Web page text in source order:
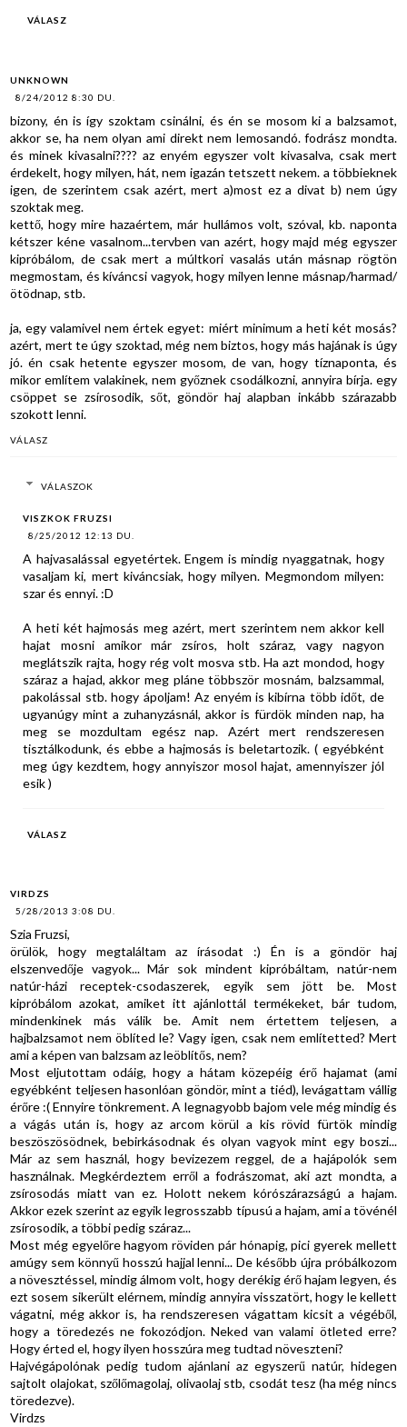
VÁLASZ
UNKNOWN
8/24/2012 8:30 DU.
bizony, én is így szoktam csinálni, és én se mosom ki a balzsamot,
akkor se, ha nem olyan ami direkt nem lemosandó. fodrász mondta.
és minek kivasalni???? az enyém egyszer volt kivasalva, csak mert
érdekelt, hogy milyen, hát, nem igazán tetszett nekem. a többieknek
igen, de szerintem csak azért, mert a)most ez a divat b) nem úgy
szoktak meg.
kettő, hogy mire hazaértem, már hullámos volt, szóval, kb. naponta
kétszer kéne vasalnom...tervben van azért, hogy majd még egyszer
kipróbálom, de csak mert a múltkori vasalás után másnap rögtön
megmostam, és kíváncsi vagyok, hogy milyen lenne másnap/harmad/
ötödnap, stb.
ja, egy valamivel nem értek egyet: miért minimum a heti két mosás?
azért, mert te úgy szoktad, még nem biztos, hogy más hajának is úgy
jó. én csak hetente egyszer mosom, de van, hogy tíznaponta, és
mikor említem valakinek, nem győznek csodálkozni, annyira bírja. egy
csöppet se zsírosodik, sőt, göndör haj alapban inkább szárazabb
szokott lenni.
VÁLASZ
VÁLASZOK
VISZKOK FRUZSI
8/25/2012 12:13 DU.
A hajvasalással egyetértek. Engem is mindig nyaggatnak, hogy
vasaljam ki, mert kiváncsiak, hogy milyen. Megmondom milyen:
szar és ennyi. :D
A heti két hajmosás meg azért, mert szerintem nem akkor kell
hajat mosni amikor már zsíros, holt száraz, vagy nagyon
meglátszik rajta, hogy rég volt mosva stb. Ha azt mondod, hogy
száraz a hajad, akkor meg pláne többször mosnám, balzsammal,
pakolással stb. hogy ápoljam! Az enyém is kibírna több időt, de
ugyanúgy mint a zuhanyzásnál, akkor is fürdök minden nap, ha
meg se mozdultam egész nap. Azért mert rendszeresen
tisztálkodunk, és ebbe a hajmosás is beletartozik. ( egyébként
meg úgy kezdtem, hogy annyiszor mosol hajat, amennyiszer jól
esik )
VÁLASZ
VIRDZS
5/28/2013 3:08 DU.
Szia Fruzsi,
örülök, hogy megtaláltam az írásodat :) Én is a göndör haj
elszenvedője vagyok... Már sok mindent kipróbáltam, natúr-nem
natúr-házi receptek-csodaszerek, egyik sem jött be. Most
kipróbálom azokat, amiket itt ajánlottál termékeket, bár tudom,
mindenkinek más válik be. Amit nem értettem teljesen, a
hajbalzsamot nem öblíted le? Vagy igen, csak nem említetted? Mert
ami a képen van balzsam az leöblítős, nem?
Most eljutottam odáig, hogy a hátam közepéig érő hajamat (ami
egyébként teljesen hasonlóan göndör, mint a tiéd), levágattam vállig
érőre :( Ennyire tönkrement. A legnagyobb bajom vele még mindig és
a vágás után is, hogy az arcom körül a kis rövid fürtök mindig
beszöszösödnek, bebirkásodnak és olyan vagyok mint egy boszi...
Már az sem használ, hogy bevizezem reggel, de a hajápolók sem
használnak. Megkérdeztem erről a fodrászomat, aki azt mondta, a
zsírosodás miatt van ez. Holott nekem kórószárazságú a hajam.
Akkor ezek szerint az egyik legrosszabb típusú a hajam, ami a tövénél
zsírosodik, a többi pedig száraz...
Most még egyelőre hagyom röviden pár hónapig, pici gyerek mellett
amúgy sem könnyű hosszú hajjal lenni... De később újra próbálkozom
a növesztéssel, mindig álmom volt, hogy derékig érő hajam legyen, és
ezt sosem sikerült elérnem, mindig annyira visszatört, hogy le kellett
vágatni, még akkor is, ha rendszeresen vágattam kicsit a végéből,
hogy a töredezés ne fokozódjon. Neked van valami ötleted erre?
Hogy érted el, hogy ilyen hosszúra meg tudtad növeszteni?
Hajvégápolónak pedig tudom ajánlani az egyszerű natúr, hidegen
sajtolt olajokat, szőlőmagolaj, olivaolaj stb, csodát tesz (ha még nincs
töredezve).
Virdzs